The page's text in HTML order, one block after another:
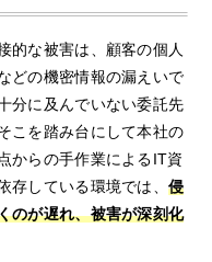
的な被害は、顧客の個人
どの機密情報の漏えいで
分に及んでいない委託先
こを踏み台にして本社の
からの手作業によるIT資
存している環境では、 侵
のが遅れ、被害が深刻化